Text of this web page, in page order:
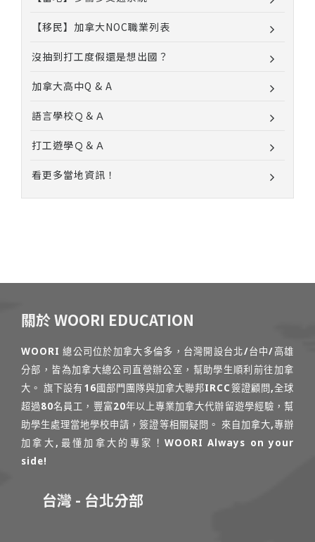
【移民】加拿大NOC職業列表
沒抽到打工度假還是想出國？
加拿大高中Q & A
語言學校Ｑ＆Ａ
打工遊學Ｑ＆Ａ
看更多當地資訊！
關於 WOORI EDUCATION
WOORI 總公司位於加拿大多倫多，台灣開設台北/台中/高雄
分部，皆為加拿大總公司直營辦公室，幫助學生順利前往加拿
大。 旗下設有16國部門團隊與加拿大聯邦IRCC簽證顧問,全球
超過80名員工，豐富20年以上專業加拿大代辦留遊學經驗，幫
助學生處理當地學校申請，簽證等相關疑問。 來自加拿大,專辦
加拿大,最懂加拿大的專家！WOORI Always on your
side!
台灣 - 台北分部